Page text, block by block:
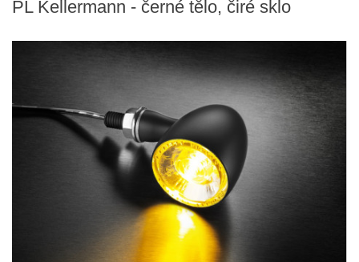
PL Kellermann - černé tělo, čiré sklo